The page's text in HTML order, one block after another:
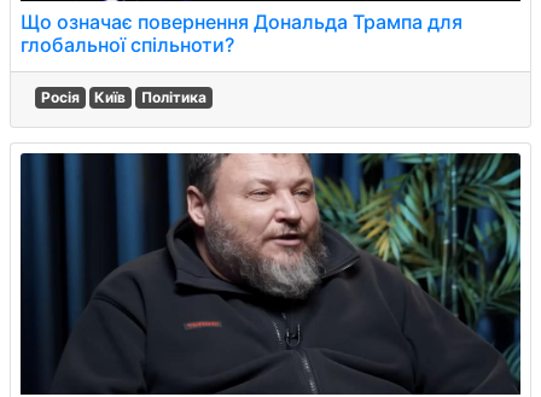
Що означає повернення Дональда Трампа для
глобальної спільноти?
Росія Київ Політика